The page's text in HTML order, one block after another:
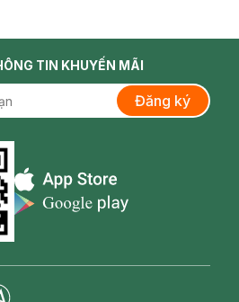
TIN KHUYẾN MÃI
Đăng ký
Appstore icon